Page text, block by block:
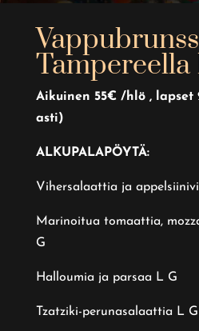
Tampereella
Aikuinen 55€ /hlö , lapset
asti)
ALKUPALAPÖYTÄ:
Vihersalaattia ja
Marinoitua tomaattia,
G
Halloumia ja parsaa L G
Tzatziki-perunasalaattia L G